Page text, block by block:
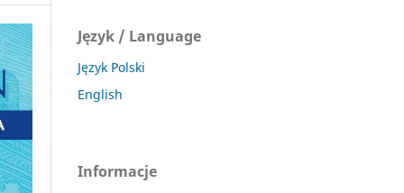
Język / Language
Język Polski
English
Informacje